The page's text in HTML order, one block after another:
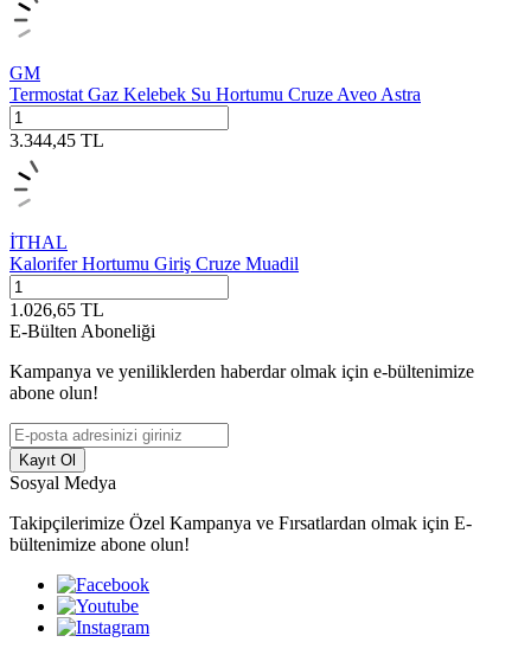
GM
Termostat Gaz Kelebek Su Hortumu Cruze Aveo Astra
3.344,45 TL
İTHAL
Kalorifer Hortumu Giriş Cruze Muadil
1.026,65 TL
E-Bülten Aboneliği
Kampanya ve yeniliklerden haberdar olmak için e-bültenimize
abone olun!
Kayıt Ol
Sosyal Medya
Takipçilerimize Özel Kampanya ve Fırsatlardan olmak için E-
bültenimize abone olun!